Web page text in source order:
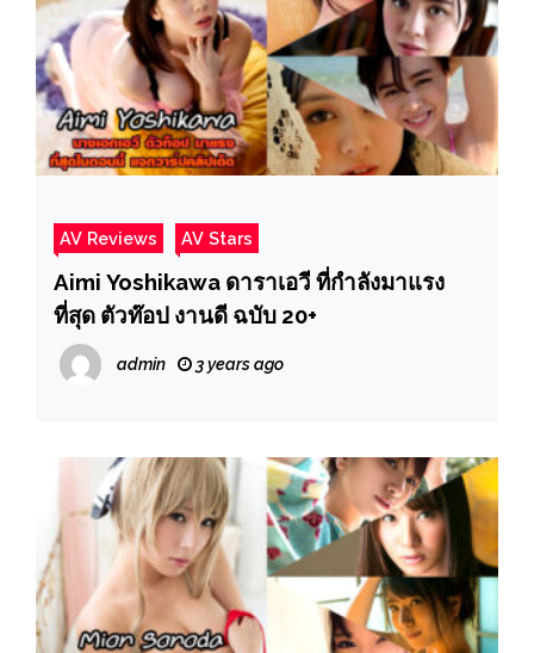
AV Reviews AV Stars
Aimi Yoshikawa ดาราเอวี ที่กำลังมาแรง
ที่สุด ตัวท๊อป งานดี ฉบับ 20+
admin 3 years ago